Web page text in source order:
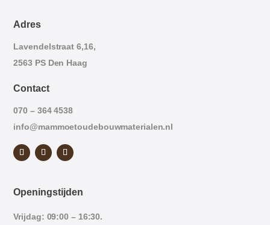
Adres
Lavendelstraat 6,16,
2563 PS Den Haag
Contact
070 – 364 4538
info@mammoetoudebouwmaterialen.nl
Openingstijden
Vrijdag: 09:00 – 16:30.